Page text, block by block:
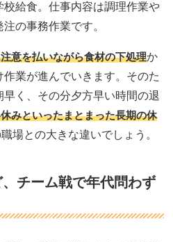
校給食。仕事内容は調理作業や
の事務作業です。
意を払いながら食材の下処理か
業が進んでいきます。そのた
く、その分夕方早い時間の退
みといったまとまった長期の休
場との大きな違いでしょう。
チーム戦で年代問わず